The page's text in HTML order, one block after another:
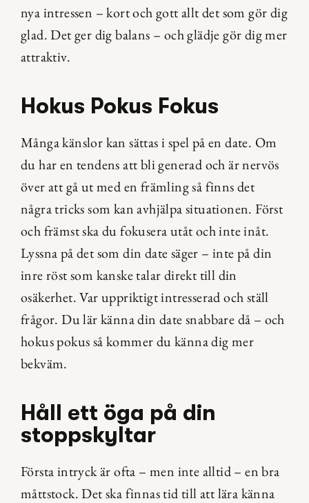
nya intressen – kort och gott allt det som gör dig
glad. Det ger dig balans – och glädje gör dig mer
attraktiv.
Hokus Pokus Fokus
Många känslor kan sättas i spel på en date. Om
du har en tendens att bli generad och är nervös
över att gå ut med en främling så finns det
några tricks som kan avhjälpa situationen. Först
och främst ska du fokusera utåt och inte inåt.
Lyssna på det som din date säger – inte på din
inre röst som kanske talar direkt till din
osäkerhet. Var uppriktigt intresserad och ställ
frågor. Du lär känna din date snabbare då – och
hokus pokus så kommer du känna dig mer
bekväm.
Håll ett öga på din
stoppskyltar
Första intryck är ofta – men inte alltid – en bra
måttstock. Det ska finnas tid till att lära känna